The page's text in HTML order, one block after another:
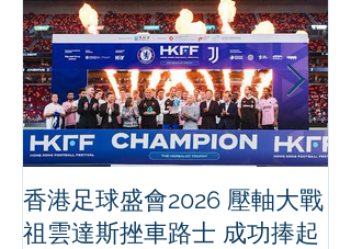
香港足球盛會2026 壓軸大戰
祖雲達斯挫車路士 成功捧起